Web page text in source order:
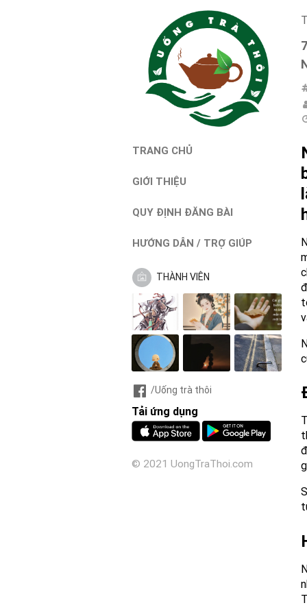
TRANG CHỦ
GIỚI THIỆU
QUY ĐỊNH ĐĂNG BÀI
HƯỚNG DẪN / TRỢ GIÚP
THÀNH VIÊN
/Uống trà thôi
Tải ứng dụng
© 2021 UongTraThoi.com